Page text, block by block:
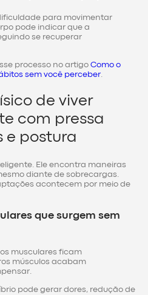
para movimentar
pode indicar que a
se recuperar
processo no artigo Como o
sem você perceber
de viver
com pressa
e postura
Ele encontra maneiras
diante de sobrecargas.
acontecem por meio de
que surgem sem
musculares ficam
músculos acabam
pode gerar dores, redução de